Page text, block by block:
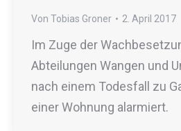
Von Tobias Groner 2. April 2017
Im Zuge der
Abteilungen Wangen und
nach einem Todesfall zu
einer Wohnung alarmiert.